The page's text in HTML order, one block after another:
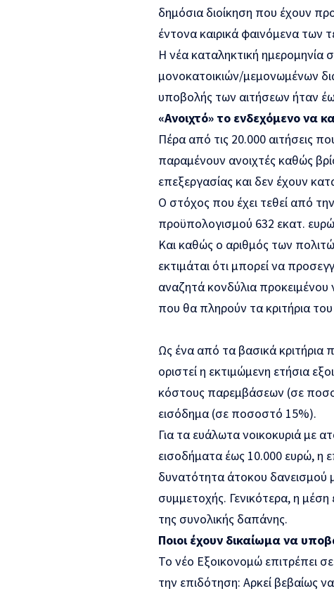
δημόσια διοίκηση που έχουν
έντονα καιρικά φαινόμενα των
Η νέα καταληκτική ημερομηνία
μονοκατοικιών/μεμονωμένων
υποβολής των αιτήσεων ήταν
«Ανοιχτό» το ενδεχόμενο να
Πέρα από τις 20.000 αιτήσεις
παραμένουν ανοιχτές καθώς
επεξεργασίας και δεν έχουν
Ο στόχος που έχει τεθεί από
προϋπολογισμού 632 εκατ.
Και καθώς ο αριθμός των
εκτιμάται ότι μπορεί να
αναζητά κονδύλια προκειμένου
που θα πληρούν τα κριτήρια
Ως ένα από τα βασικά κριτήρια
οριστεί η εκτιμώμενη ετήσια
κόστους παρεμβάσεων (σε
εισόδημα (σε ποσοστό 15%).
Για τα ευάλωτα νοικοκυριά με
εισοδήματα έως 10.000 ευρώ, η
δυνατότητα άτοκου δανεισμού
συμμετοχής. Γενικότερα, η
της συνολικής δαπάνης.
Ποιοι έχουν δικαίωμα να
Το νέο Εξοικονομώ επιτρέπει
την επιδότηση: Αρκεί βεβαίως